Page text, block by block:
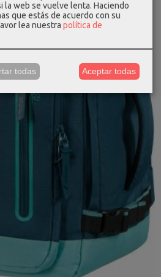
la web se vuelve lenta. Haciendo
que estás de acuerdo con su
lea nuestra política de
todas Aceptar todas